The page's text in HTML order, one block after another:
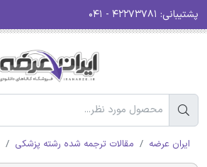
پشتیبانی:
ایران عرضه مقالات ترجمه شده رشته پزشکی